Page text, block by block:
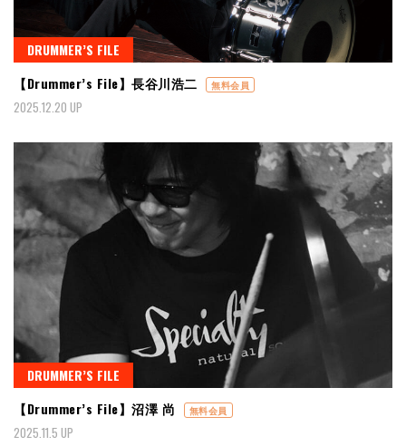
DRUMMER’S FILE
【Drummer’s File】長谷川浩二
無料会員
2025.12.20 UP
DRUMMER’S FILE
【Drummer’s File】沼澤 尚
無料会員
2025.11.5 UP